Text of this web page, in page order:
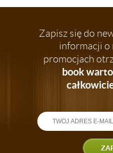
Zapisz się do
informacji o
promocjach
book